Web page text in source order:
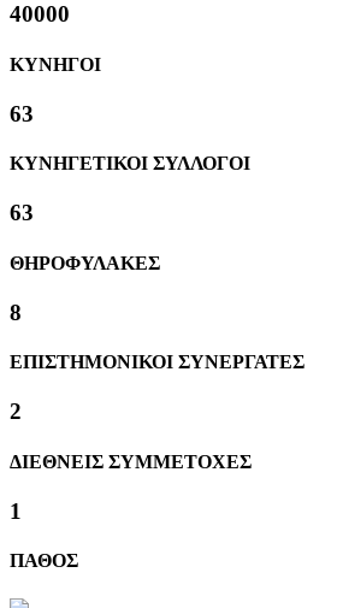
40000
ΚΥΝΗΓΟΙ
63
ΚΥΝΗΓΕΤΙΚΟΙ ΣΥΛΛΟΓΟΙ
63
ΘΗΡΟΦΥΛΑΚΕΣ
8
ΕΠΙΣΤΗΜΟΝΙΚΟΙ ΣΥΝΕΡΓΑΤΕΣ
2
ΔΙΕΘΝΕΙΣ ΣΥΜΜΕΤΟΧΕΣ
1
ΠΑΘΟΣ